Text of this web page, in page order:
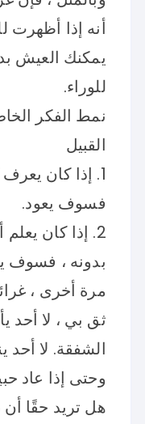
أنه إذا أظهرت
يمكنك العيش
للوراء.
نمط الفكر
القبيل
1. إذا كان
فسوف يعود.
2. إذا كان
بدونه ، فسوف
مرة أخرى ،
ثق بي ، لا أحد
الشفقة. لا
وحتى إذا عاد
هل تريد حقًا